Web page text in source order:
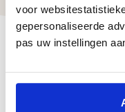
voor
gepersonaliseerde
pas uw instellingen